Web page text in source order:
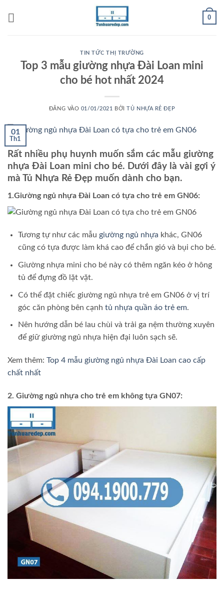
0
TIN TỨC THỊ TRƯỜNG
Top 3 mẫu giường nhựa Đài Loan mini
cho bé hot nhất 2024
ĐĂNG VÀO 01/01/2021 BỞITỦ NHỰA RẺ ĐẸP
01
Th1
Rất nhiều phụ huynh muốn sắm các mẫu giường
nhựa Đài Loan mini cho bé. Dưới đây là vài gợi ý
mà Tủ Nhựa Rẻ Đẹp muốn dành cho bạn.
1.Giường ngủ nhựa Đài Loan có tựa cho trẻ em GN06:
Tương tự như các mẫu giường ngủ nhựa khác, GN06
cũng có tựa được làm khá cao để chắn gió và bụi cho bé.
Giường nhựa mini cho bé này có thêm ngăn kéo ở hông
tủ để đựng đồ lặt vặt.
Có thể đặt chiếc giường ngủ nhựa trẻ em GN06 ở vị trí
góc căn phòng bên cạnh tủ nhựa quần áo trẻ em.
Nên hướng dẫn bé lau chùi và trải ga nệm thường xuyên
để giữ giường ngủ nhựa hiện đại luôn sạch sẽ.
Xem thêm: Top 4 mẫu giường ngủ nhựa Đài Loan cao cấp
chất nhất
2. Giường ngủ nhựa cho trẻ em không tựa GN07: